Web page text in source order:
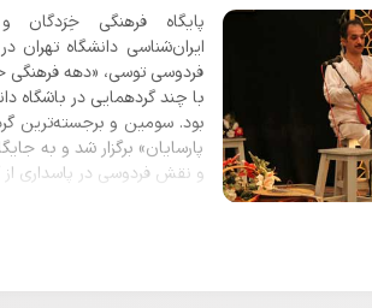
پایگاه فرهنگی خِرَدگان
ایران‌شناسی دانشگاه تهران
فردوسی توسی، «دهه فرهنگی
با چند گردهمایی در باشگاه
بود. سومین و برجسته‌ترین
پارسایان» برگزار شد و به
و نقش فردوسی در پاسداری